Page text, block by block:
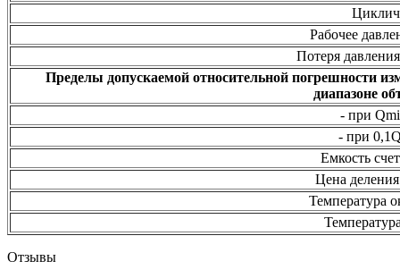
Рабочее
Потеря
Пределы допускаемой относительной погрешности
диапазоне
- при
- при
Емкость
Цена
Температура
Отзывы